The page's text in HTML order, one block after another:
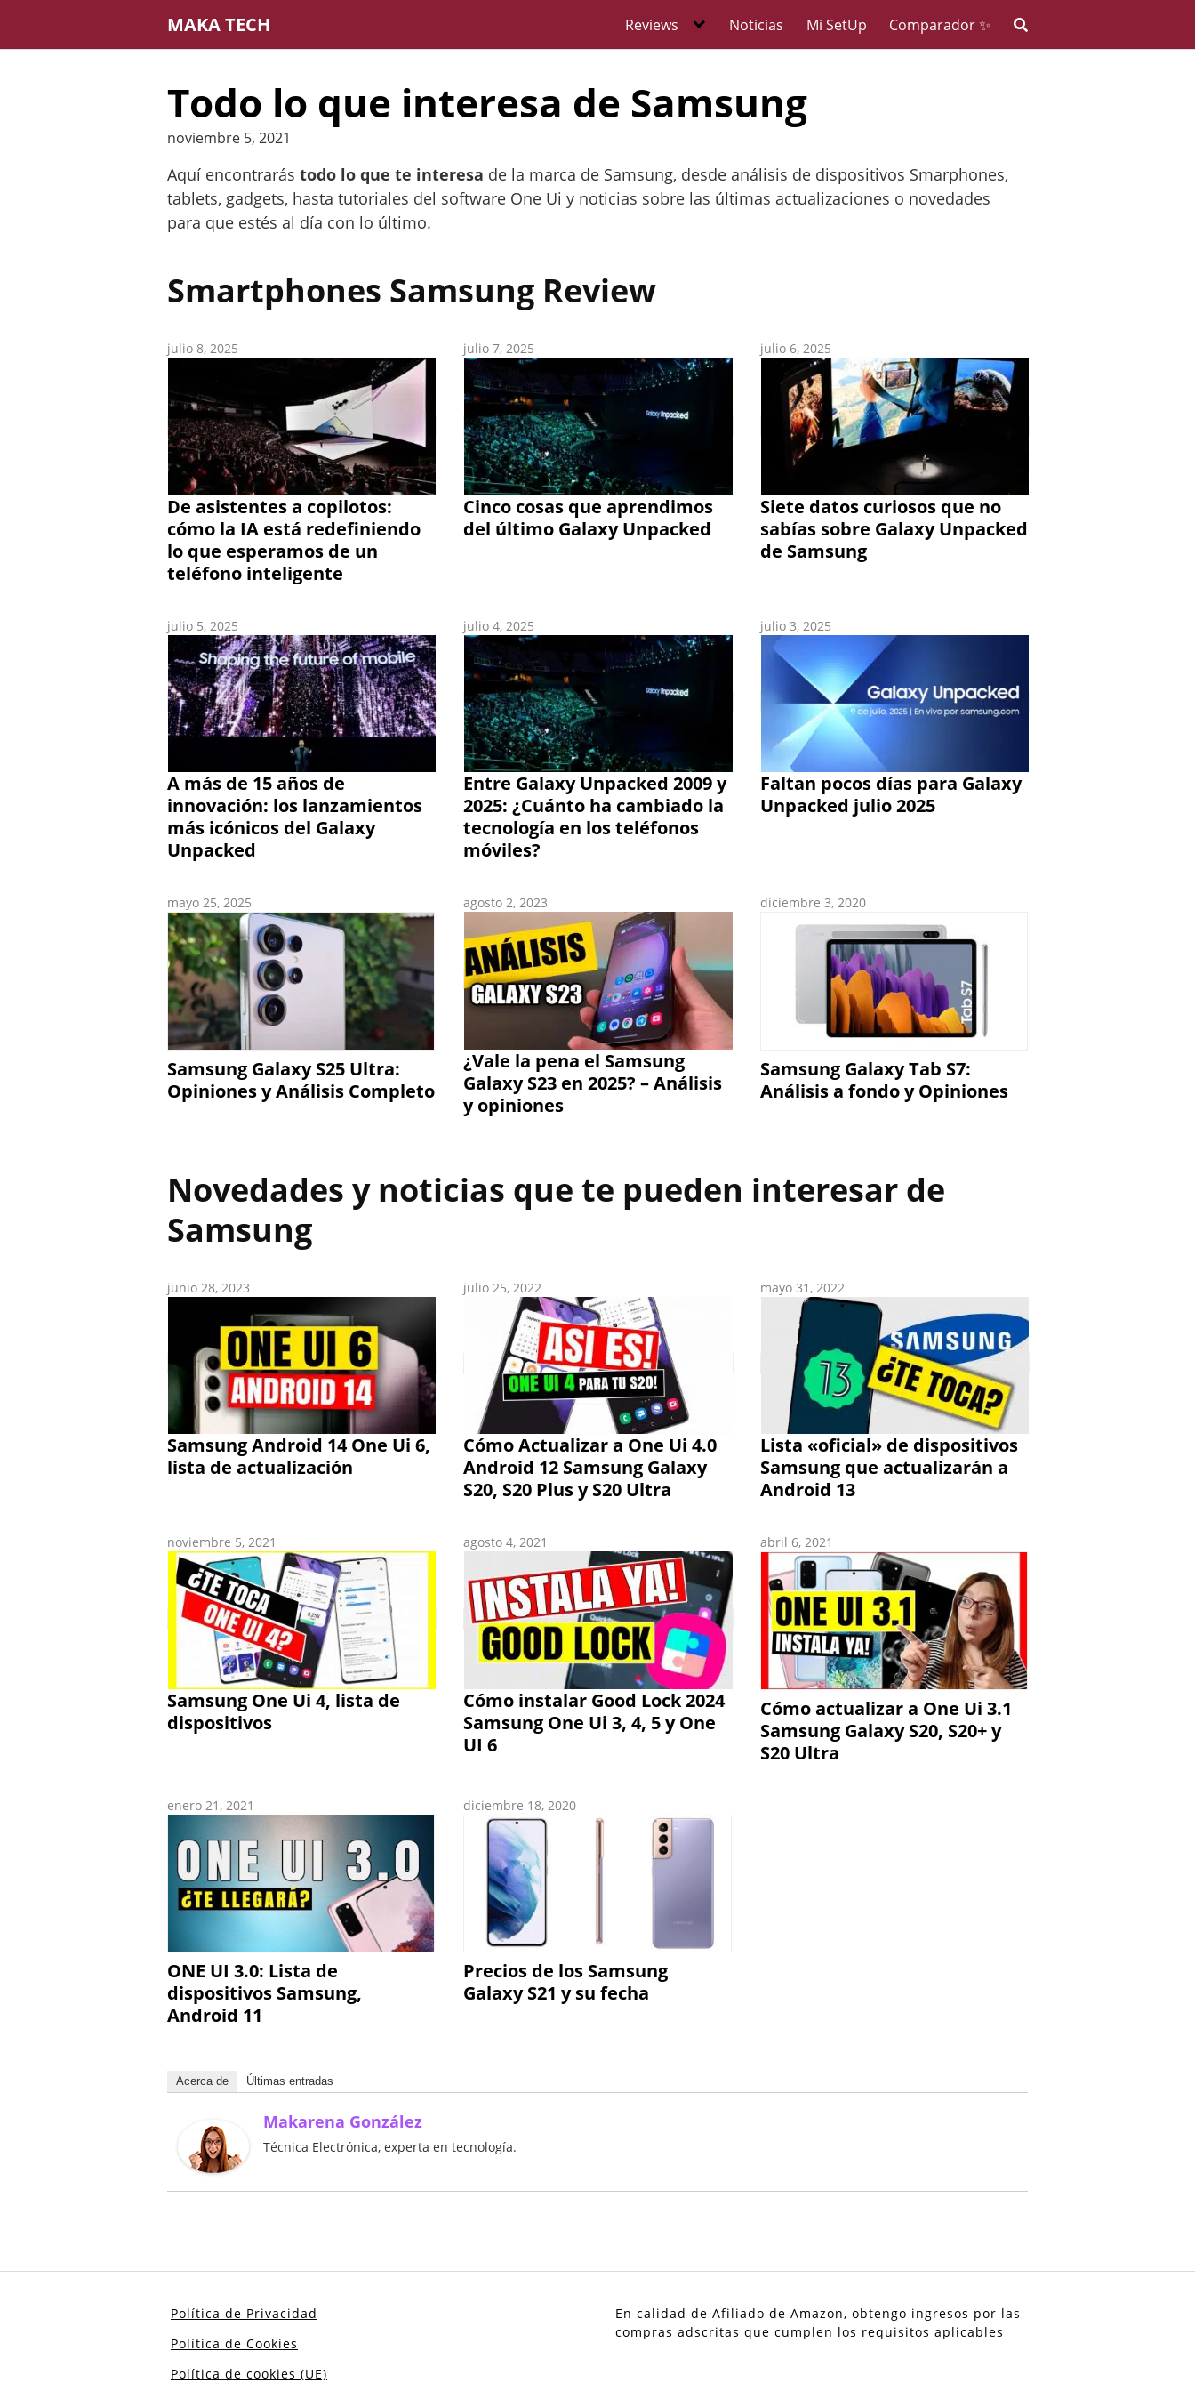
contenido
MAKA TECH Reviews Noticias Mi SetUp Comparador ✨
Todo lo que interesa de Samsung
noviembre 5, 2021
Aquí encontrarás todo lo que te interesa de la marca de Samsung, desde análisis de dispositivos Smarphones,
tablets, gadgets, hasta tutoriales del software One Ui y noticias sobre las últimas actualizaciones o novedades
para que estés al día con lo último.
Smartphones Samsung Review
julio 8, 2025
De asistentes a copilotos:
cómo la IA está redefiniendo
lo que esperamos de un
teléfono inteligente
julio 7, 2025
Cinco cosas que aprendimos
del último Galaxy Unpacked
julio 6, 2025
Siete datos curiosos que no
sabías sobre Galaxy Unpacked
de Samsung
julio 5, 2025
A más de 15 años de
innovación: los lanzamientos
más icónicos del Galaxy
Unpacked
julio 4, 2025
Entre Galaxy Unpacked 2009 y
2025: ¿Cuánto ha cambiado la
tecnología en los teléfonos
móviles?
julio 3, 2025
Faltan pocos días para Galaxy
Unpacked julio 2025
mayo 25, 2025
Samsung Galaxy S25 Ultra:
Opiniones y Análisis Completo
agosto 2, 2023
¿Vale la pena el Samsung
Galaxy S23 en 2025? – Análisis
y opiniones
diciembre 3, 2020
Samsung Galaxy Tab S7:
Análisis a fondo y Opiniones
Novedades y noticias que te pueden interesar de
Samsung
junio 28, 2023
Samsung Android 14 One Ui 6,
lista de actualización
julio 25, 2022
Cómo Actualizar a One Ui 4.0
Android 12 Samsung Galaxy
S20, S20 Plus y S20 Ultra
mayo 31, 2022
Lista «oficial» de dispositivos
Samsung que actualizarán a
Android 13
noviembre 5, 2021
Samsung One Ui 4, lista de
dispositivos
agosto 4, 2021
Cómo instalar Good Lock 2024
Samsung One Ui 3, 4, 5 y One
UI 6
abril 6, 2021
Cómo actualizar a One Ui 3.1
Samsung Galaxy S20, S20+ y
S20 Ultra
enero 21, 2021
ONE UI 3.0: Lista de
dispositivos Samsung,
Android 11
diciembre 18, 2020
Precios de los Samsung
Galaxy S21 y su fecha
Acerca de Últimas entradas
Makarena González
Técnica Electrónica, experta en tecnología.
Política de Privacidad
Política de Cookies
Política de cookies (UE)
En calidad de Afiliado de Amazon, obtengo ingresos por las
compras adscritas que cumplen los requisitos aplicables